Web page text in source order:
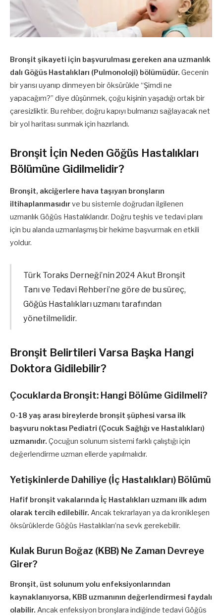
Bronşit şikayeti için başvurulması gereken ana uzmanlık
dalı Göğüs Hastalıkları (Pulmonoloji) bölümüdür. Gecenin
bir yarısı uyanıp dinmeyen bir öksürükle “Şimdi ne
yapacağım?” diye düşünmek, çoğu kişinin yaşadığı ortak bir
çaresizliktir. Bu rehber, doğru kapıyı bulmanızı sağlayacak net
bir yol haritası sunmak için hazırlandı.
Bronşit İçin Neden Göğüs Hastalıkları
Bölümüne Gidilmelidir?
Bronşit, akciğerlere hava taşıyan bronşların
iltihaplanmasıdırve bu sistemle doğrudan ilgilenen
uzmanlık Göğüs Hastalıklarıdır. Doğru teşhis ve tedavi planı
için bu alanda uzmanlaşmış bir hekime başvurmak en etkili
yoldur.
Türk Toraks Derneği’nin 2024 Akut Bronşit
Tanı ve Tedavi Rehberi’ne göre de bu süreç,
Göğüs Hastalıkları uzmanı tarafından
yönetilmelidir.
Bronşit Belirtileri Varsa Başka Hangi
Doktora Gidilebilir?
Çocuklarda Bronşit: Hangi Bölüme Gidilmeli?
0-18 yaş arası bireylerde bronşit şüphesi varsa ilk
başvuru noktası Pediatri (Çocuk Sağlığı ve Hastalıkları)
uzmanıdır. Çocuğun solunum sistemi farklı çalıştığı için
değerlendirme uzman ellerde yapılmalıdır.
Yetişkinlerde Dahiliye (İç Hastalıkları) Bölümü
Hafif bronşit vakalarında İç Hastalıkları uzmanı ilk adım
olarak tercih edilebilir. Ancak tekrarlayan ya da kronikleşen
öksürüklerde Göğüs Hastalıkları’na sevk gerekebilir.
Kulak Burun Boğaz (KBB) Ne Zaman Devreye
Girer?
Bronşit, üst solunum yolu enfeksiyonlarından
kaynaklanıyorsa, KBB uzmanının değerlendirmesi faydalı
olabilir. Ancak enfeksiyon bronşlara indiğinde tedavi Göğüs